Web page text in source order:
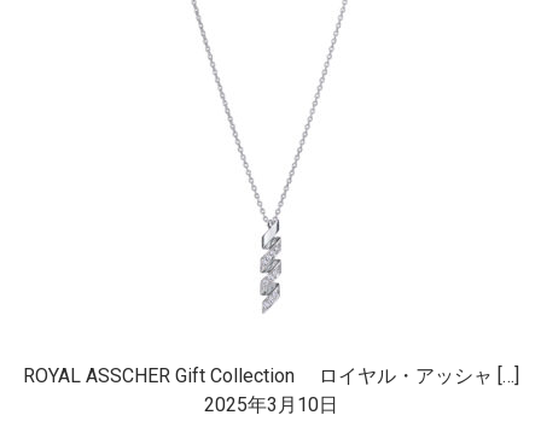
ROYAL ASSCHER Gift Collection ロイヤル・アッシャ […]
2025年3月10日